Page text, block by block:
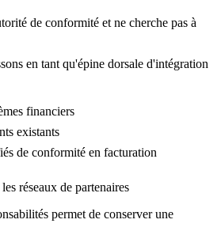
de conformité et ne cherche pas à
en tant qu'épine dorsale d'intégration
financiers
existants
de conformité en facturation
réseaux de partenaires
permet de conserver une